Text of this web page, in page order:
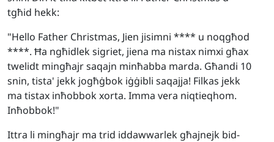
tgħid hekk:
"Hello Father Christmas, Jien jisimni **** u noqgħod
****. Ħa ngħidlek sigriet, jiena ma nistax nimxi għax
twelidt mingħajr saqajn minħabba marda. Għandi 10
snin, tista' jekk jogħġbok iġġibli saqajja! Filkas jekk
ma tistax inħobbok xorta. Imma vera niqtieqhom.
Inħobbok!"
Ittra li mingħajr ma trid iddawwarlek għajnejk bid-